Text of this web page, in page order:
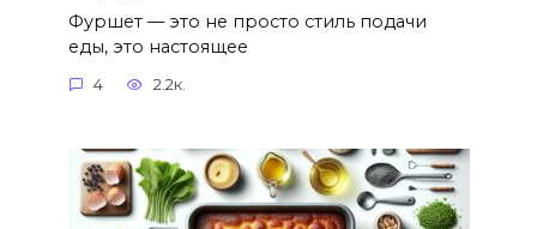
Фуршет — это не просто стиль подачи
еды, это настоящее
4 2.2к.